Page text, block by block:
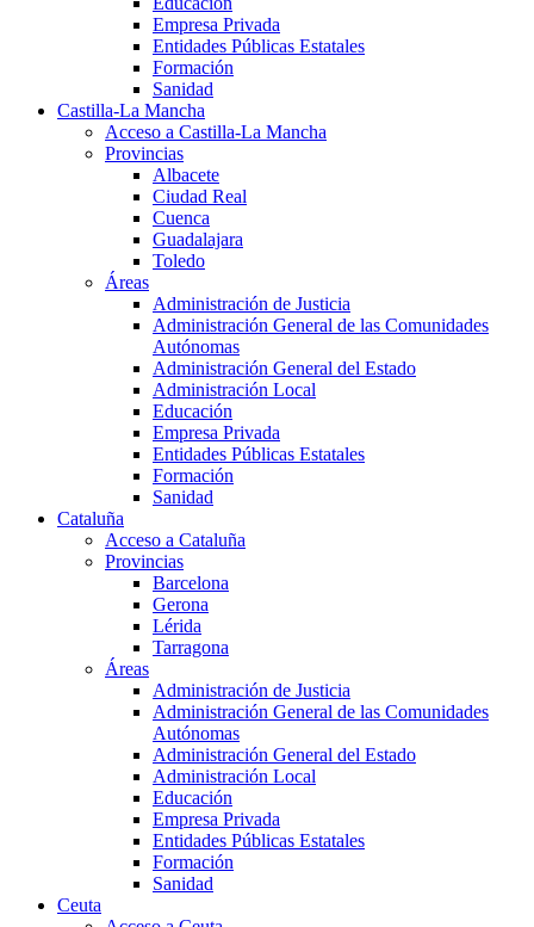
Empresa Privada
Entidades Públicas Estatales
Formación
Sanidad
Castilla-La Mancha
Acceso a Castilla-La Mancha
Provincias
Albacete
Ciudad Real
Cuenca
Guadalajara
Toledo
Áreas
Administración de Justicia
Administración General de las Comunidades
Autónomas
Administración General del Estado
Administración Local
Educación
Empresa Privada
Entidades Públicas Estatales
Formación
Sanidad
Cataluña
Acceso a Cataluña
Provincias
Barcelona
Gerona
Lérida
Tarragona
Áreas
Administración de Justicia
Administración General de las Comunidades
Autónomas
Administración General del Estado
Administración Local
Educación
Empresa Privada
Entidades Públicas Estatales
Formación
Sanidad
Ceuta